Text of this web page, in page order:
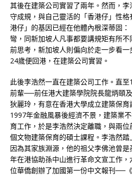
其後在建築公司實習了兩年。然而，
守成規，與自己靈活的「香港仔」性
港仔」的基因已經在他體內根深蒂固
彎，同新加坡人凡事都要講規矩有所
前思考，新加坡人則偏向於走一步看一
24歲便回港，在建築公司實習。
此後李浩然一直在建築公司工作。直
前輩──前任港大建築學院院長龍炳頤
狄麗玲，有意在香港大學成立建築保育
1997年金融風暴後經濟不景，建築業
育工作，於是李浩然決定離職，與兩
個文物建築保育的碩士課程。李浩然
因為其家族淵源，他的祖父李佛池曾
年在港協助孫中山進行革命文宣工作
位華僑創辦了加國第一份中文報刊──